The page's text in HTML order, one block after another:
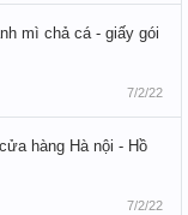
mì chả cá - giấy gói
7/2/22
hàng Hà nội - Hồ
7/2/22